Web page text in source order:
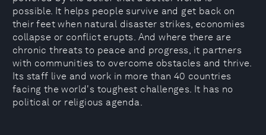
possible. It helps people survive and get back on
their feet when natural disaster strikes, economies
collapse or conflict erupts. And where there are
chronic threats to peace and progress, it partners
with communities to overcome obstacles and thrive.
Its staff live and work in more than 40 countries
facing the world's toughest challenges. It has no
political or religious agenda.